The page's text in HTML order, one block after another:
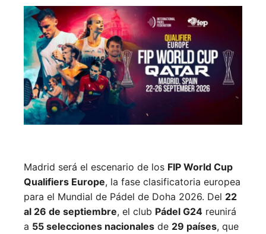
Madrid será el escenario de los FIP World Cup
Qualifiers Europe, la fase clasificatoria europea
para el Mundial de Pádel de Doha 2026. Del 22
al 26 de septiembre, el club Pádel G24 reunirá
a 55 selecciones nacionales de 29 países, que